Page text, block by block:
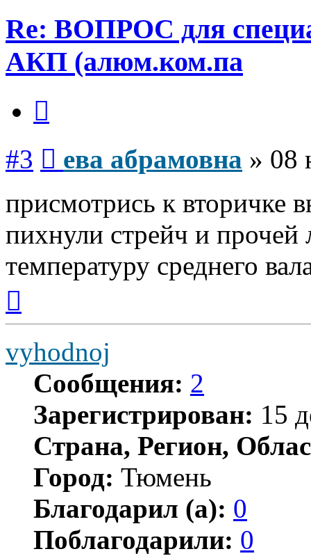
Re: ВОПРОС для
АКП (алюм.ком.па
#3 ева абрамовна » 08
присмотрись к вторичке
пихнули стрейч и
температуру среднего
началу
vyhodnoj
Сообщения: 2
Зарегистрирован: 15
Страна, Регион,
Город: Тюмень
Благодарил (а): 0
Поблагодарили: 0